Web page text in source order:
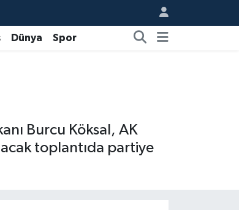
Dünya Spor
Burcu Köksal, AK
toplantıda partiye